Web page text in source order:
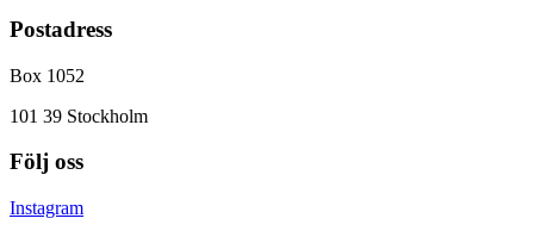
Postadress
Box 1052
101 39 Stockholm
Följ oss
Instagram